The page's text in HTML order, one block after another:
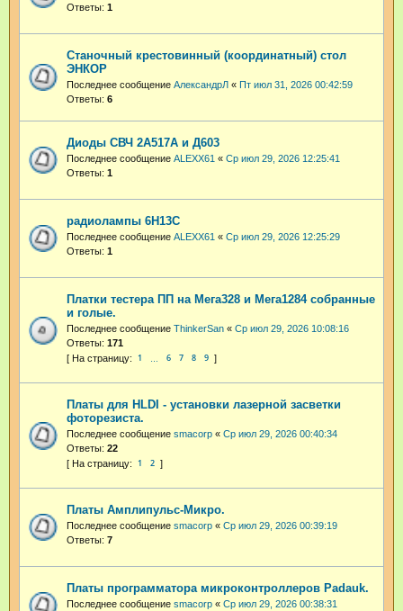
Ответы: 1
Станочный крестовинный (координатный) стол
ЭНКОР
Последнее сообщение АлександрЛ « Пт июл 31, 2026 00:42:59
Ответы: 6
Диоды СВЧ 2А517А и Д603
Последнее сообщение ALEXX61 « Ср июл 29, 2026 12:25:41
Ответы: 1
радиолампы 6Н13С
Последнее сообщение ALEXX61 « Ср июл 29, 2026 12:25:29
Ответы: 1
Платки тестера ПП на Мега328 и Мега1284 собранные
и голые.
Последнее сообщение ThinkerSan « Ср июл 29, 2026 10:08:16
Ответы: 171
1 6 7 8 9
Платы для HLDI - установки лазерной засветки
фоторезиста.
Последнее сообщение smacorp « Ср июл 29, 2026 00:40:34
Ответы: 22
1 2
Платы Амплипульс-Микро.
Последнее сообщение smacorp « Ср июл 29, 2026 00:39:19
Ответы: 7
Платы программатора микроконтроллеров Padauk.
Последнее сообщение smacorp « Ср июл 29, 2026 00:38:31